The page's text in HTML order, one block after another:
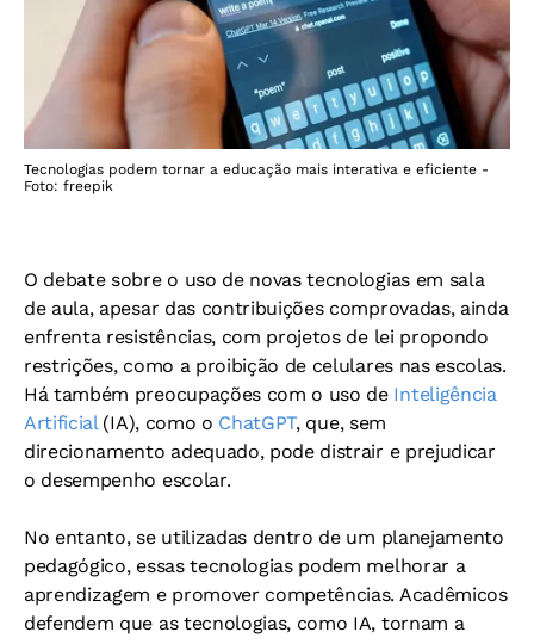
Tecnologias podem tornar a educação mais interativa e eficiente -
Foto: freepik
O debate sobre o uso de novas tecnologias em sala
de aula, apesar das contribuições comprovadas, ainda
enfrenta resistências, com projetos de lei propondo
restrições, como a proibição de celulares nas escolas.
Há também preocupações com o uso de Inteligência
Artificial(IA), como o ChatGPT, que, sem
direcionamento adequado, pode distrair e prejudicar
o desempenho escolar.
No entanto, se utilizadas dentro de um planejamento
pedagógico, essas tecnologias podem melhorar a
aprendizagem e promover competências. Acadêmicos
defendem que as tecnologias, como IA, tornam a